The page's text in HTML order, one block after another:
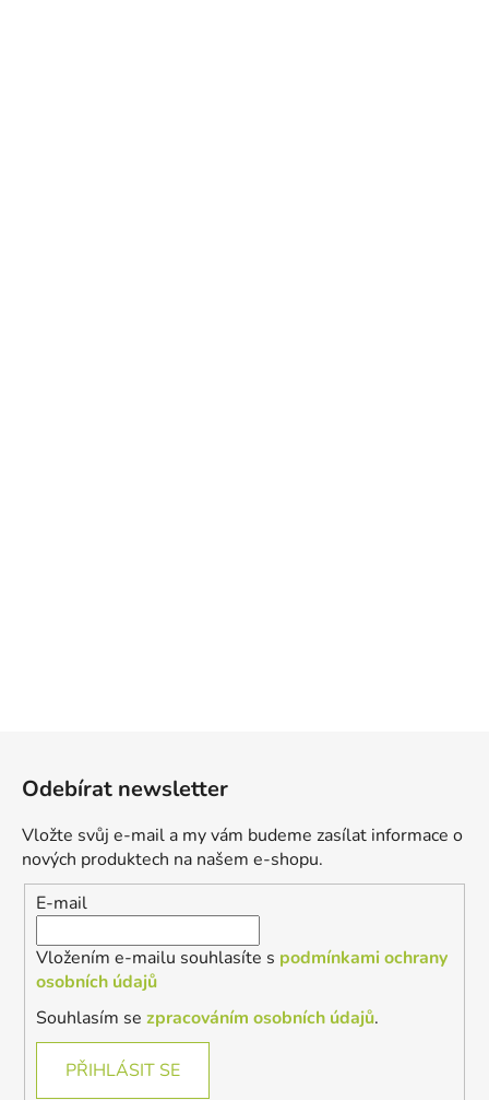
Odebírat newsletter
Vložte svůj e-mail a my vám budeme zasílat informace o
nových produktech na našem e-shopu.
E-mail
Vložením e-mailu souhlasíte s podmínkami ochrany
osobních údajů
Souhlasím se zpracováním osobních údajů.
PŘIHLÁSIT SE